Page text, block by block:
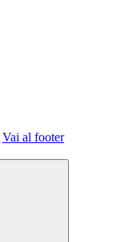
Vai al footer